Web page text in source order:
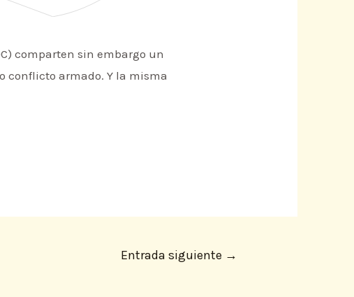
comparten sin embargo un
conflicto armado. Y la misma
Entrada siguiente →